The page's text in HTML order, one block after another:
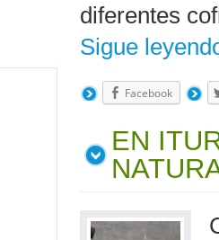
diferentes
Sigue
Facebook
EN